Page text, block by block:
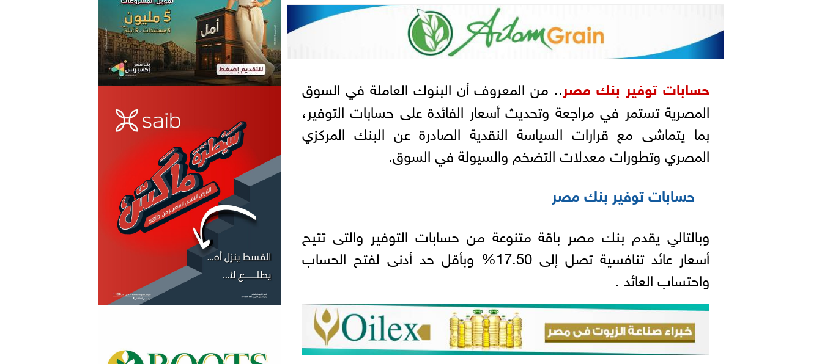
حسابات توفير بنك مصر.. من المعروف أن البنوك العاملة في السوق
المصرية تستمر في مراجعة وتحديث أسعار الفائدة على حسابات التوفير،
بما يتماشى مع قرارات السياسة النقدية الصادرة عن البنك المركزي
المصري وتطورات معدلات التضخم والسيولة في السوق.
حسابات توفير بنك مصر
وبالتالي يقدم بنك مصر باقة متنوعة من حسابات التوفير والتى تتيح
أسعار عائد تنافسية تصل إلى 17.50% وبأقل حد أدنى لفتح الحساب
واحتساب العائد .